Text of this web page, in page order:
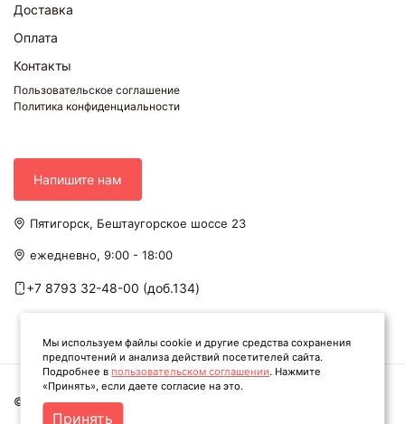
Доставка
Оплата
Контакты
Пользовательское соглашение
Политика конфиденциальности
Напишите нам
Пятигорск, Бештаугорское шоссе 23
ежедневно, 9:00 - 18:00
+7 8793 32-48-00 (доб.134)
© Твоя книга. Все права защищены. 2026
Мы используем файлы cookie и другие средства сохранения
предпочтений и анализа действий посетителей сайта.
Подробнее впользовательском соглашении. Нажмите
«Принять», если даете согласие на это.
Принять